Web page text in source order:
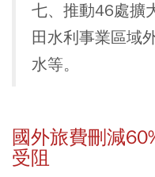
七、推動46處擴
田水利事業區域
水等。
國外旅費刪減
受阻